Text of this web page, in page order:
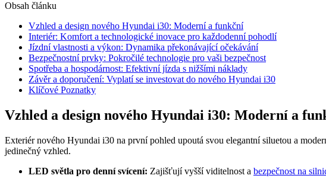
Obsah článku
Vzhled a design nového Hyundai i30: Moderní a funkční
Interiér: Komfort a technologické inovace pro každodenní pohodlí
Jízdní vlastnosti a výkon: Dynamika překonávající očekávání
Bezpečnostní prvky: Pokročilé technologie pro vaši bezpečnost
Spotřeba a hospodárnost: Efektivní jízda s nižšími náklady
Závěr a doporučení: Vyplatí se investovat do nového Hyundai i30
Klíčové Poznatky
Vzhled a design nového Hyundai i30: Moderní a
Exteriér nového Hyundai i30 na první pohled upoutá svou elegantní siluetou a
jedinečný vzhled.
LED světla pro denní svícení: Zajišťují vyšší viditelnost a bezpečnost na